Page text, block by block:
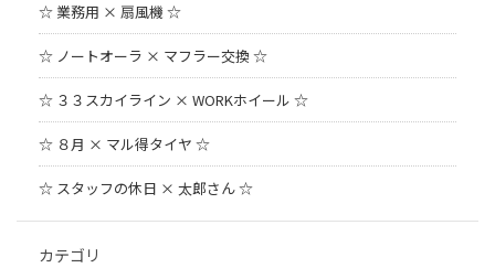
☆ 業務用 × 扇風機 ☆
☆ ノートオーラ × マフラー交換 ☆
☆ ３３スカイライン × WORKホイール ☆
☆ ８月 × マル得タイヤ ☆
☆ スタッフの休日 × 太郎さん ☆
カテゴリ